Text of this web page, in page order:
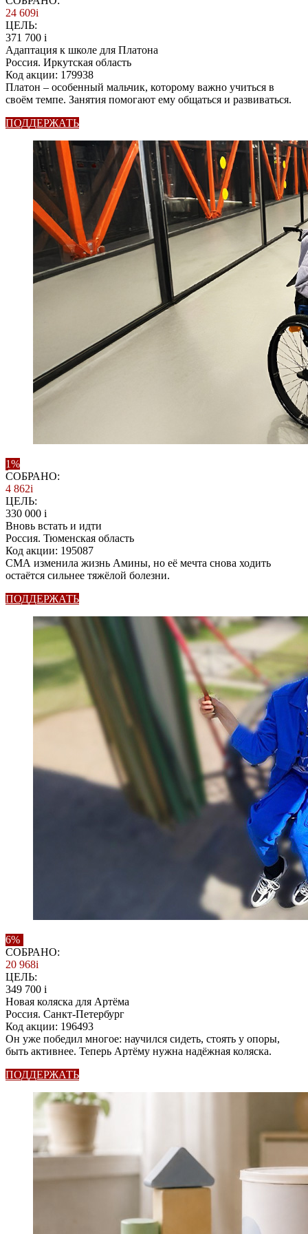
24 609i
ЦЕЛЬ:
371 700 i
Адаптация к школе для Платона
Россия. Иркутская область
Код акции: 179938
Платон – особенный мальчик, которому важно учиться в
своём темпе. Занятия помогают ему общаться и развиваться.
ПОДДЕРЖАТЬ
1%
СОБРАНО:
4 862i
ЦЕЛЬ:
330 000 i
Вновь встать и идти
Россия. Тюменская область
Код акции: 195087
СМА изменила жизнь Амины, но её мечта снова ходить
остаётся сильнее тяжёлой болезни.
ПОДДЕРЖАТЬ
6%
СОБРАНО:
20 968i
ЦЕЛЬ:
349 700 i
Новая коляска для Артёма
Россия. Санкт-Петербург
Код акции: 196493
Он уже победил многое: научился сидеть, стоять у опоры,
быть активнее. Теперь Артёму нужна надёжная коляска.
ПОДДЕРЖАТЬ